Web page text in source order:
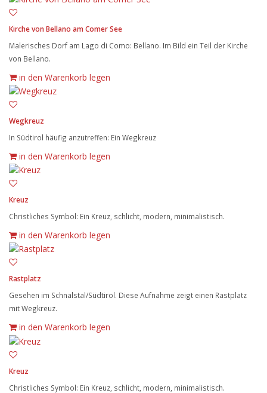
Kirche von Bellano am Comer See
Malerisches Dorf am Lago di Como: Bellano. Im Bild ein Teil der Kirche
von Bellano.
in den Warenkorb legen
Wegkreuz
In Südtirol häufig anzutreffen: Ein Wegkreuz
in den Warenkorb legen
Kreuz
Christliches Symbol: Ein Kreuz, schlicht, modern, minimalistisch.
in den Warenkorb legen
Rastplatz
Gesehen im Schnalstal/Südtirol. Diese Aufnahme zeigt einen Rastplatz
mit Wegkreuz.
in den Warenkorb legen
Kreuz
Christliches Symbol: Ein Kreuz, schlicht, modern, minimalistisch.